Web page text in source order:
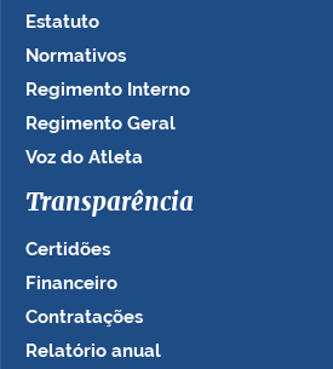
Estatuto
Normativos
Regimento Interno
Regimento Geral
Voz do Atleta
Transparência
Certidões
Financeiro
Contratações
Relatório anual